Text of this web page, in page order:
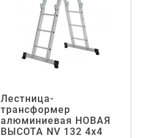
Лестница-
трансформер
алюминиевая НОВАЯ
ВЫСОТА NV 132 4х4